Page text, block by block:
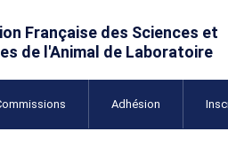
Adhésion